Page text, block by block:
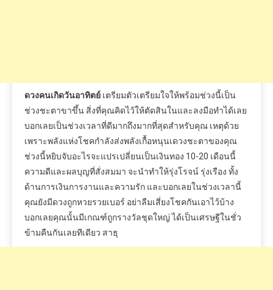
ดวงคนเกิดวันอาทิตย์ เตรียมตัวเตรียมใจให้พร้อมช่วงนี้เป็น
ช่วงชะตาขาขึ้น สิ่งที่คุณคิดไว้ให้ตัดสินในและลงมือทำได้เลย
บอกเลยเป็นช่วงเวลาที่ดีมากถึงมากที่สุดสำหรับคุณ เหตุด้วย
เพราะพลังแห่งโชคกำลังส่งพลังเกื้อหนุนเดวงชะตาของคุณ
ช่วงนี้หยิบจับอะไรจะแปรเปลี่ยนเป็นเงินทอง 10-20 เดือนนี้
ความดีและผลบุญที่สั่งสมมา จะนำทำให้รุ่งโรจน์ รุ่งเรือง ทั้ง
ด้านการเงินการงานและความรัก และบอกเลยในช่วงเวลานี้
คุณยังมีดวงถูกหวยรวยเบอร์ อย่าลืมเสี่ยงโชคกันเอาไว้บ้าง
บอกเลยคุณนั้นมีเกณฑ์ถูกรางวัลชุดใหญ่ ได้เป็นเศรษฐีในชั่ว
ข้ามคืนกันเลยทีเดียว สาธุ